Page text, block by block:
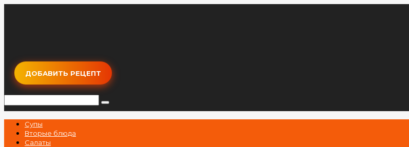
ДОБАВИТЬ РЕЦЕПТ
Супы
Вторые блюда
Салаты